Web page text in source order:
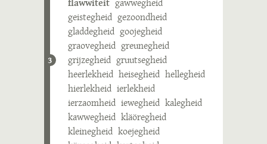
3
geistegheid gezoondheid
gladdegheid goojegheid
graovegheid greunegheid
grijzegheid gruutsegheid
heerlekheid heisegheid hellegheid
hierlekheid ierlekheid
ierzaomheid iewegheid kalegheid
kawwegheid kläöregheid
kleinegheid koejegheid